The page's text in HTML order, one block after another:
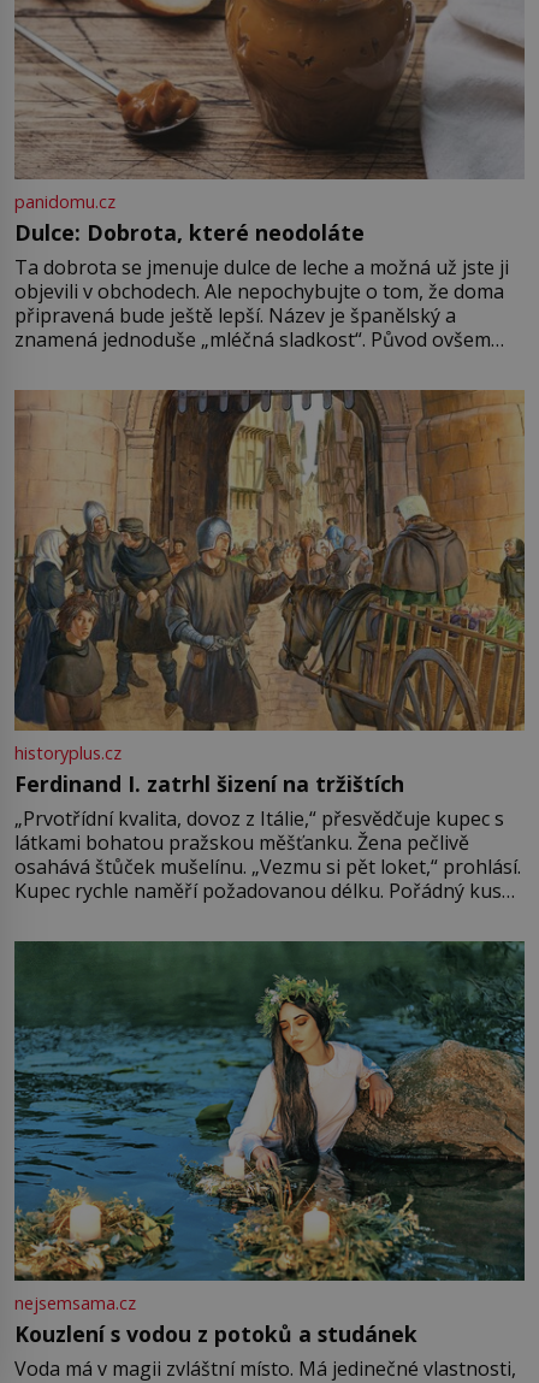
panidomu.cz
Dulce: Dobrota, které neodoláte
Ta dobrota se jmenuje dulce de leche a možná už jste ji
objevili v obchodech. Ale nepochybujte o tom, že doma
připravená bude ještě lepší. Název je španělský a
znamená jednoduše „mléčná sladkost“. Původ ovšem
pře hned několik latinskoamerických zemí a k tomu
Francie, kde se traduje,
historyplus.cz
Ferdinand I. zatrhl šizení na tržištích
„Prvotřídní kvalita, dovoz z Itálie,“ přesvědčuje kupec s
látkami bohatou pražskou měšťanku. Žena pečlivě
osahává štůček mušelínu. „Vezmu si pět loket,“ prohlásí.
Kupec rychle naměří požadovanou délku. Pořádný kus
milostpaní. Stačí jenom na sukni,“ zhodnotí švadlena
množství růžového mušelínu. „Ošidili vás, podívejte.“
Vezme do ruky dřevěnou
nejsemsama.cz
Kouzlení s vodou z potoků a studánek
Voda má v magii zvláštní místo. Má jedinečné vlastnosti,